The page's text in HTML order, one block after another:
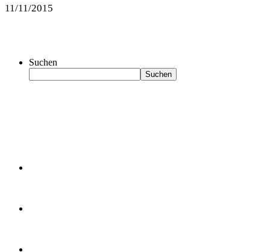
11/11/2015
Suchen
Suchen